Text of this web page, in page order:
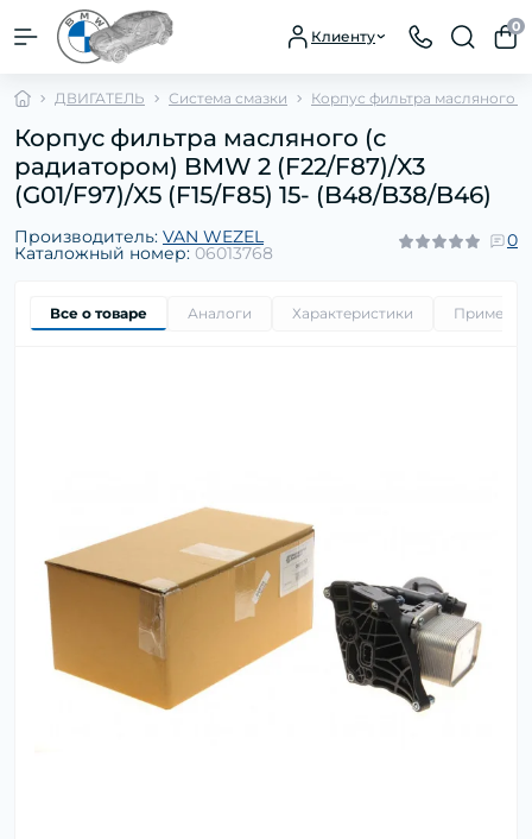
Клиенту
0
ДВИГАТЕЛЬ Система смазки Корпус фильтра масляного
Корпус фильтра масляного (с
радиатором) BMW 2 (F22/F87)/X3
(G01/F97)/X5 (F15/F85) 15- (B48/B38/B46)
Производитель: VAN WEZEL
Каталожный номер: 06013768
0
Все о товаре Аналоги Характеристики